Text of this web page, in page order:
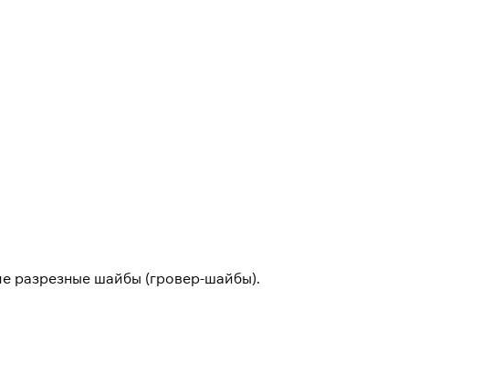
разрезные шайбы (гровер-шайбы).